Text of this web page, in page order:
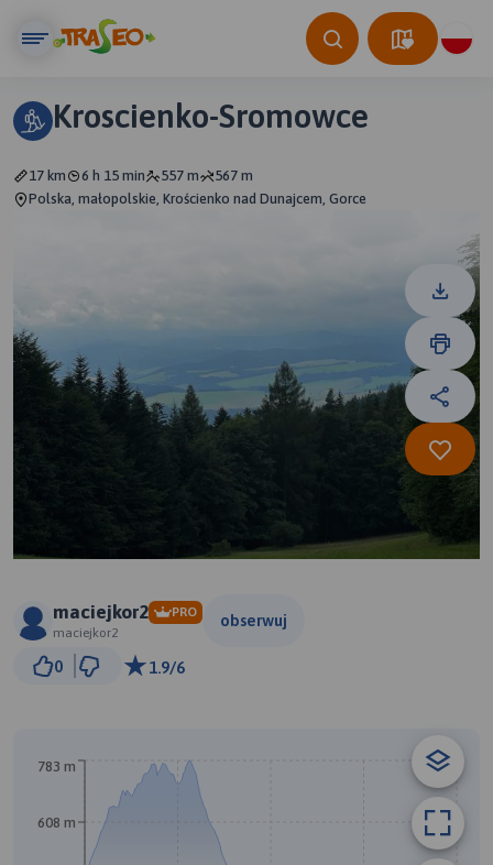
Kroscienko-Sromowce
17 km 6 h 15 min 557 m
567 m
Polska, małopolskie, Krościenko nad Dunajcem, Gorce
maciejkor2
PRO
maciejkor2
obserwuj
0 1.9/6
608 m
783 m